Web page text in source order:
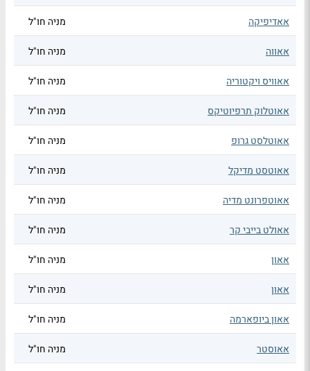
אאדיפיקה מניה חו"ל
אאווה מניה חו"ל
אאוויס ויקטוריה מניה חו"ל
אאוטלוק תרפיוטיקס מניה חו"ל
אאוטלסט גרופ מניה חו"ל
אאוטסט מדיקל מניה חו"ל
אאוטפרונט מדיה מניה חו"ל
אאולט בייבי קר מניה חו"ל
אאון מניה חו"ל
אאון מניה חו"ל
אאון ביופארמה מניה חו"ל
אאוסטר מניה חו"ל